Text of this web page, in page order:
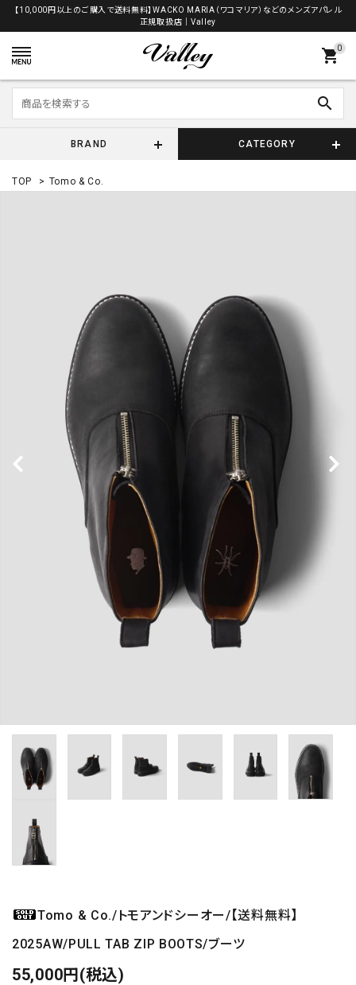
【10,000円以上のご購入で送料無料】WACKO MARIA（ワコマリア）などのメンズアパレル
正規取扱店│Valley
0
shopping_cart
search
BRAND CATEGORY
TOP > Tomo & Co.
Tomo & Co./トモアンドシーオー/【送料無料】
2025AW/PULL TAB ZIP BOOTS/ブーツ
55,000円(税込)